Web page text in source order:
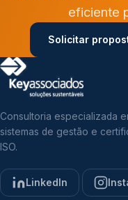
eficiente
Solicitar
Consultoria especializada
sistemas de gestão e
ISO.
LinkedIn